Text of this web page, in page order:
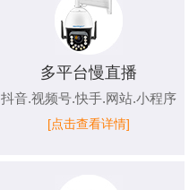
多平台慢直播
抖音.视频号.快手.网站.小程序
[点击查看详情]